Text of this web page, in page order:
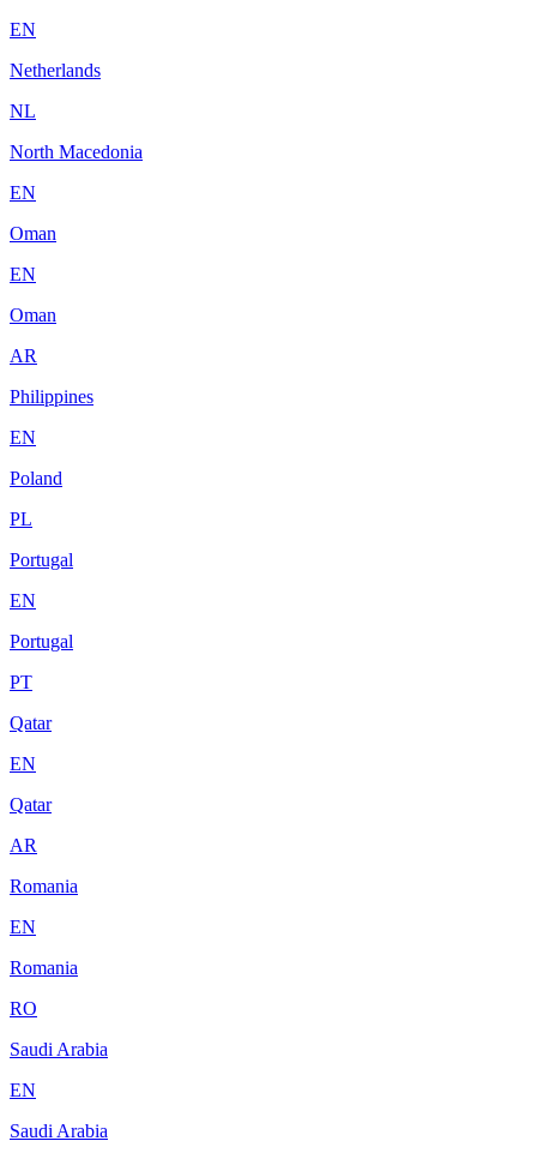
EN
Netherlands
NL
North Macedonia
EN
Oman
EN
Oman
AR
Philippines
EN
Poland
PL
Portugal
EN
Portugal
PT
Qatar
EN
Qatar
AR
Romania
EN
Romania
RO
Saudi Arabia
EN
Saudi Arabia